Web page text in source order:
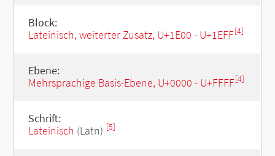
Block:
Lateinisch, weiterter Zusatz, U+1E00 - U+1EFF[4]
Ebene:
Mehrsprachige Basis-Ebene, U+0000 - U+FFFF[4]
Schrift:
Lateinisch (Latn) [5]